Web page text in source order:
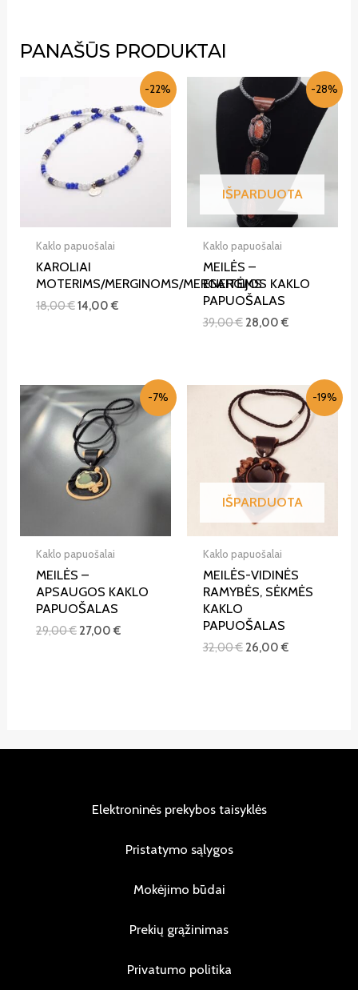
PANAŠŪS PRODUKTAI
-22%
Kaklo papuošalai
KAROLIAI
MOTERIMS/MERGINOMS/MERGAITĖMS
18,00€14,00€
-28%
IŠPARDUOTA
Kaklo papuošalai
MEILĖS –
ENERGIJOS KAKLO
PAPUOŠALAS
39,00€ 28,00€
-7%
Kaklo papuošalai
MEILĖS –
APSAUGOS KAKLO
PAPUOŠALAS
29,00€ 27,00€
-19%
IŠPARDUOTA
Kaklo papuošalai
MEILĖS-VIDINĖS
RAMYBĖS, SĖKMĖS
KAKLO
PAPUOŠALAS
32,00€ 26,00€
Elektroninės prekybos taisyklės
Pristatymo sąlygos
Mokėjimo būdai
Prekių grąžinimas
Privatumo politika